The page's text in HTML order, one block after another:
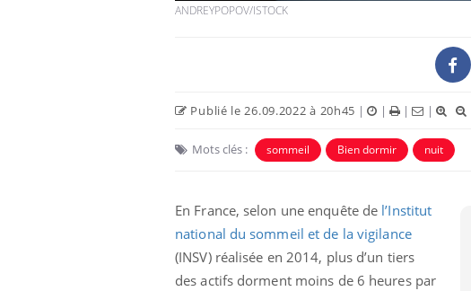
ANDREYPOPOV/ISTOCK
Publié le 26.09.2022 à 20h45 | | | |
Mots clés : sommeil Bien dormir nuit
En France, selon une enquête de l’Institut
national du sommeil et de la vigilance
(INSV) réalisée en 2014, plus d’un tiers
des actifs dorment moins de 6 heures par